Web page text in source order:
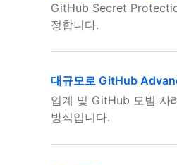
GitHub Secret
정합니다.
대규모로 GitHub
업계 및 GitHub 모범 사
방식입니다.